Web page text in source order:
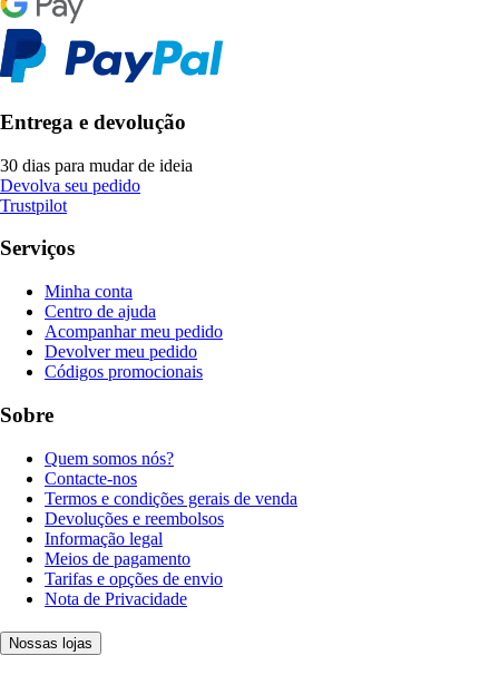
Entrega e devolução
30 dias para mudar de ideia
Devolva seu pedido
Trustpilot
Serviços
Minha conta
Centro de ajuda
Acompanhar meu pedido
Devolver meu pedido
Códigos promocionais
Sobre
Quem somos nós?
Contacte-nos
Termos e condições gerais de venda
Devoluções e reembolsos
Informação legal
Meios de pagamento
Tarifas e opções de envio
Nota de Privacidade
Nossas lojas